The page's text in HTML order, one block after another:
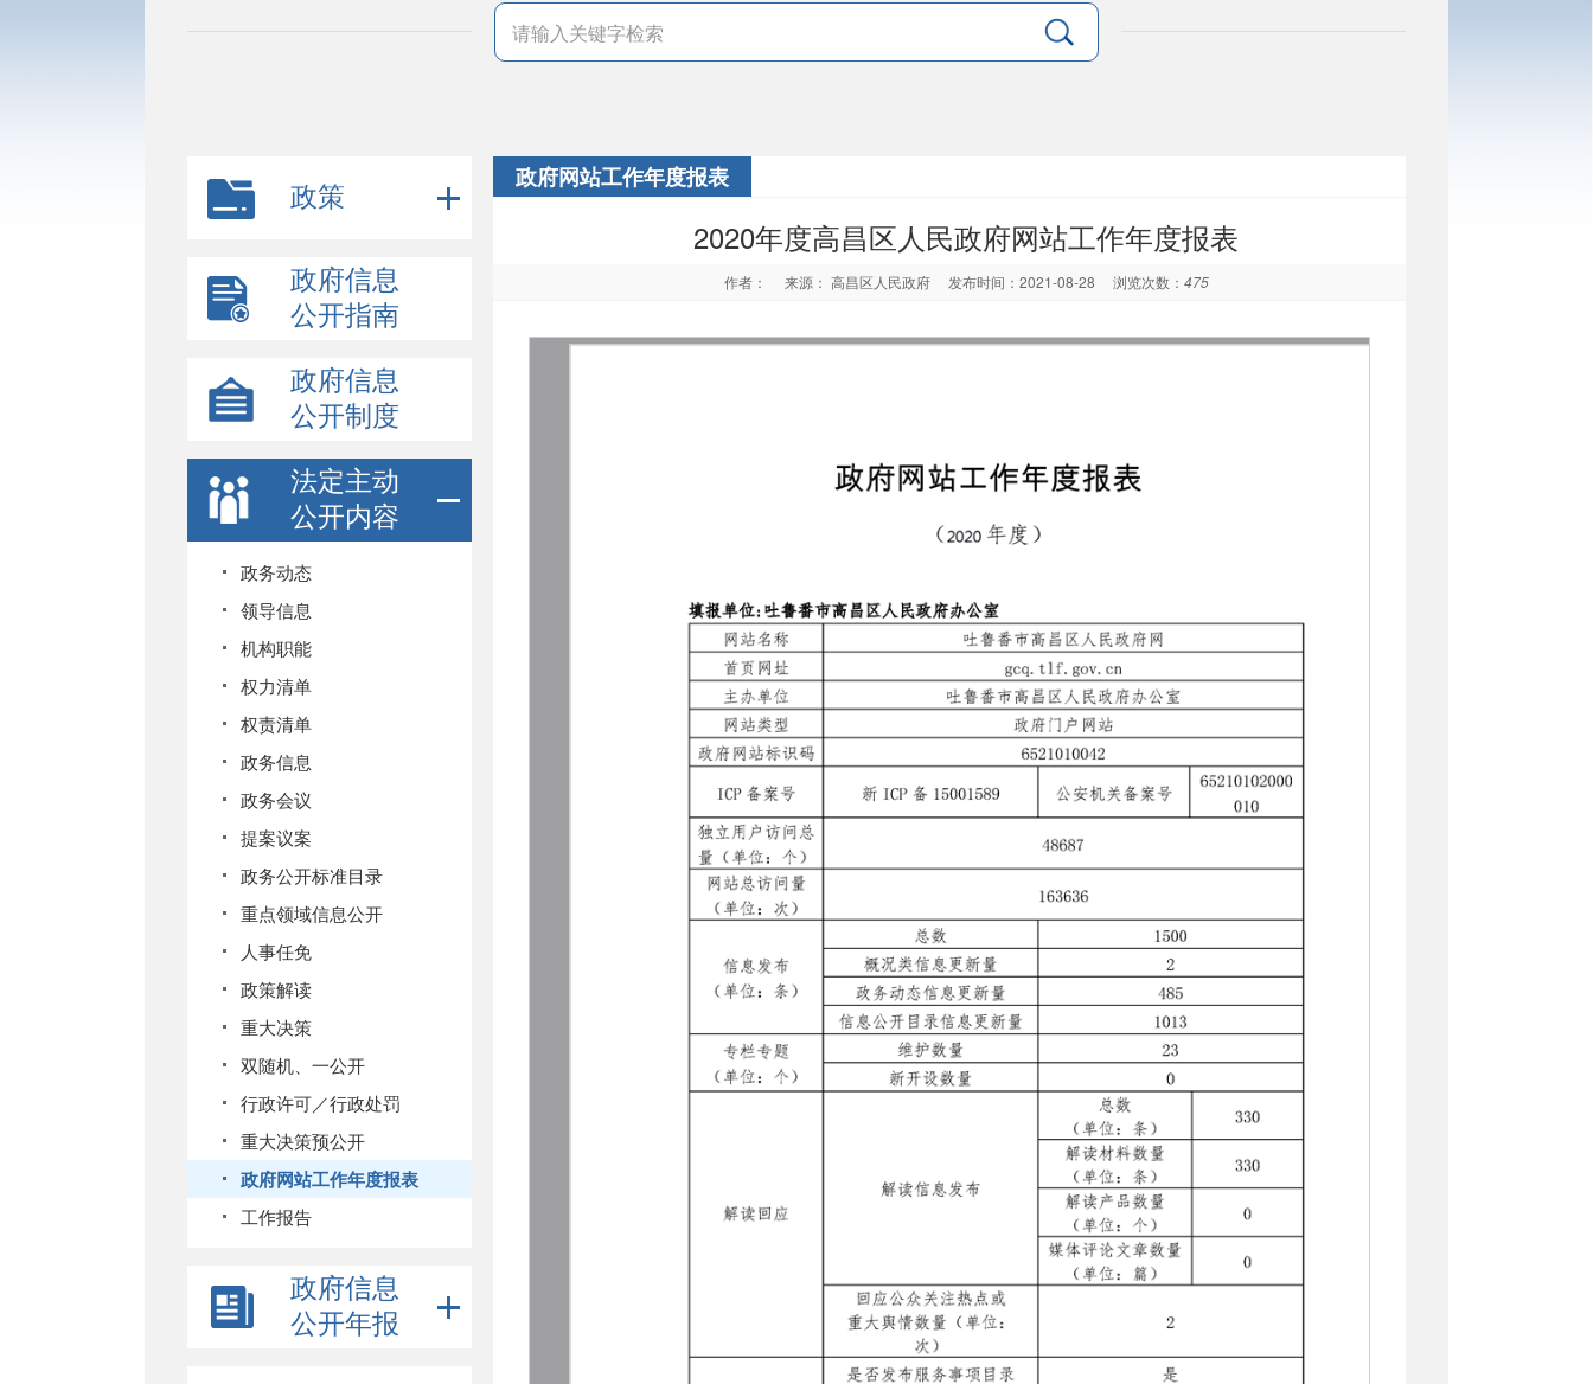
政策
政府信息
公开指南
政府信息
公开制度
法定主动
公开内容
政务动态
领导信息
机构职能
权力清单
权责清单
政务信息
政务会议
提案议案
政务公开标准目录
重点领域信息公开
人事任免
政策解读
重大决策
双随机、一公开
行政许可／行政处罚
重大决策预公开
政府网站工作年度报表
工作报告
政府信息
公开年报
政府网站工作年度报表
2020年度高昌区人民政府网站工作年度报表
作者： 来源： 高昌区人民政府 发布时间：2021-08-28 浏览次数： 475